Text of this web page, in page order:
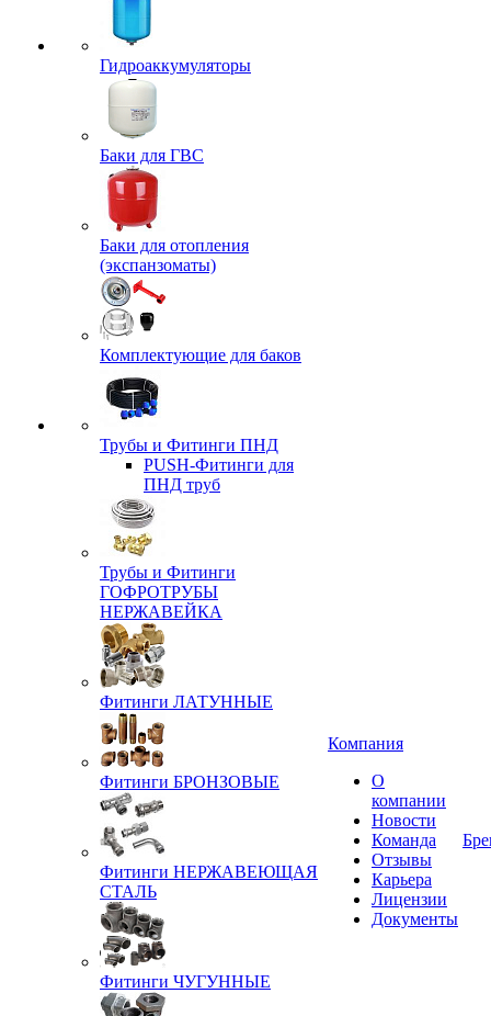
Гидроаккумуляторы
Баки для ГВС
Баки для отопления
(экспанзоматы)
Комплектующие для баков
Трубы и Фитинги ПНД
PUSH-Фитинги для
ПНД труб
Трубы и Фитинги
ГОФРОТРУБЫ
НЕРЖАВЕЙКА
Фитинги ЛАТУННЫЕ
Фитинги БРОНЗОВЫЕ
Фитинги НЕРЖАВЕЮЩАЯ
СТАЛЬ
Фитинги ЧУГУННЫЕ
Компания
О
компании
Новости
Команда
Отзывы
Карьера
Лицензии
Документы